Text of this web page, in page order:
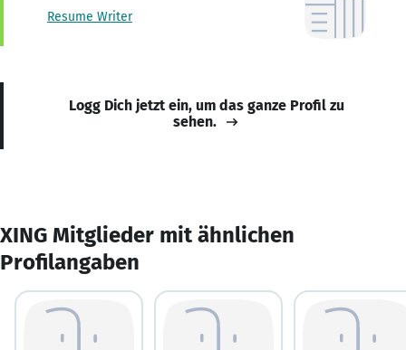
Resume Writer
Logg Dich jetzt ein, um das ganze Profil zu
sehen.
XING Mitglieder mit ähnlichen
Profilangaben